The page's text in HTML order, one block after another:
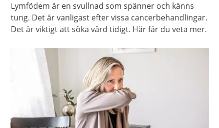
Lymfödem är en svullnad som spänner och känns
tung. Det är vanligast efter vissa cancerbehandlingar.
Det är viktigt att söka vård tidigt. Här får du veta mer.